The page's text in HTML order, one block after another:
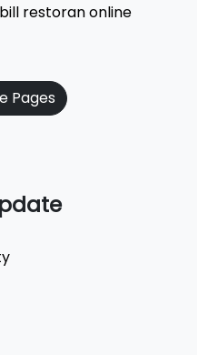
restoran online
Pages